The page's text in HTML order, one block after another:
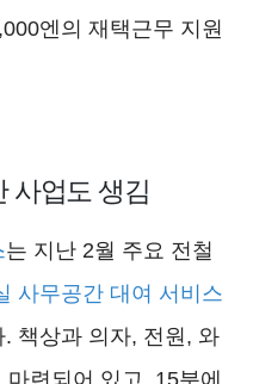
엔의 재택근무 지원
사업도 생김
는 지난 2월 주요 전철
사무공간 대여 서비스
책상과 의자, 전원, 와